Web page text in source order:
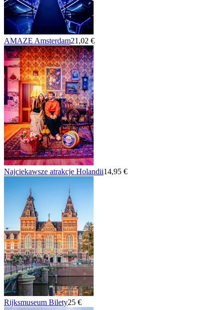
AMAZE Amsterdam21,02 €
Najciekawsze atrakcje Holandii14,95 €
Rijksmuseum Bilety25 €